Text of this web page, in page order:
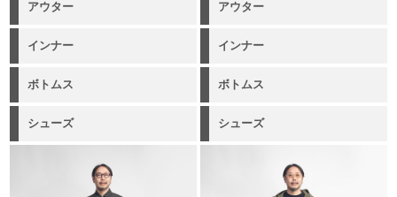
アウター アウター
インナー インナー
ボトムス ボトムス
シューズ シューズ